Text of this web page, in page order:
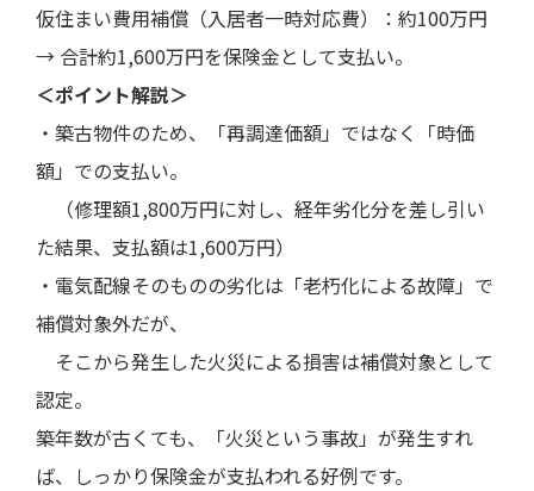
仮住まい費用補償（入居者一時対応費）：約100万円
→ 合計約1,600万円を保険金として支払い。
＜ポイント解説＞
・築古物件のため、「再調達価額」ではなく「時価
額」での支払い。
（修理額1,800万円に対し、経年劣化分を差し引い
た結果、支払額は1,600万円）
・電気配線そのものの劣化は「老朽化による故障」で
補償対象外だが、
そこから発生した火災による損害は補償対象として
認定。
築年数が古くても、「火災という事故」が発生すれ
ば、しっかり保険金が支払われる好例です。